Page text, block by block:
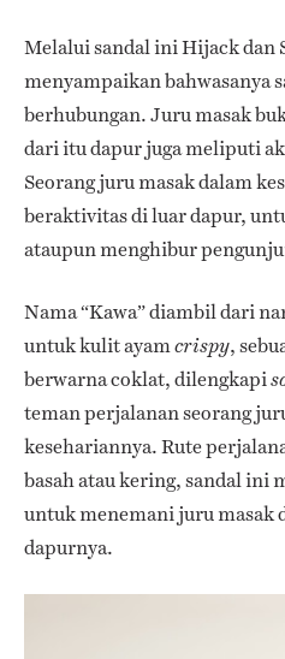
Melalui sandal ini Hijack dan
menyampaikan bahwasanya
berhubungan. Juru masak
dari itu dapur juga meliputi
Seorang juru masak dalam
beraktivitas di luar dapur,
ataupun menghibur
Nama “Kawa” diambil dari
untuk kulit ayamcrispy,
berwarna coklat, dilengkapi
teman perjalanan seorang
kesehariannya. Rute
basah atau kering, sandal ini
untuk menemani juru masak
dapurnya.